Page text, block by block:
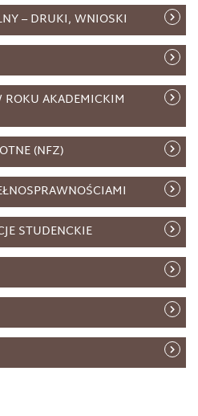
– DRUKI, WNIOSKI
AKADEMICKIM
(NFZ)
STUDENCKIE